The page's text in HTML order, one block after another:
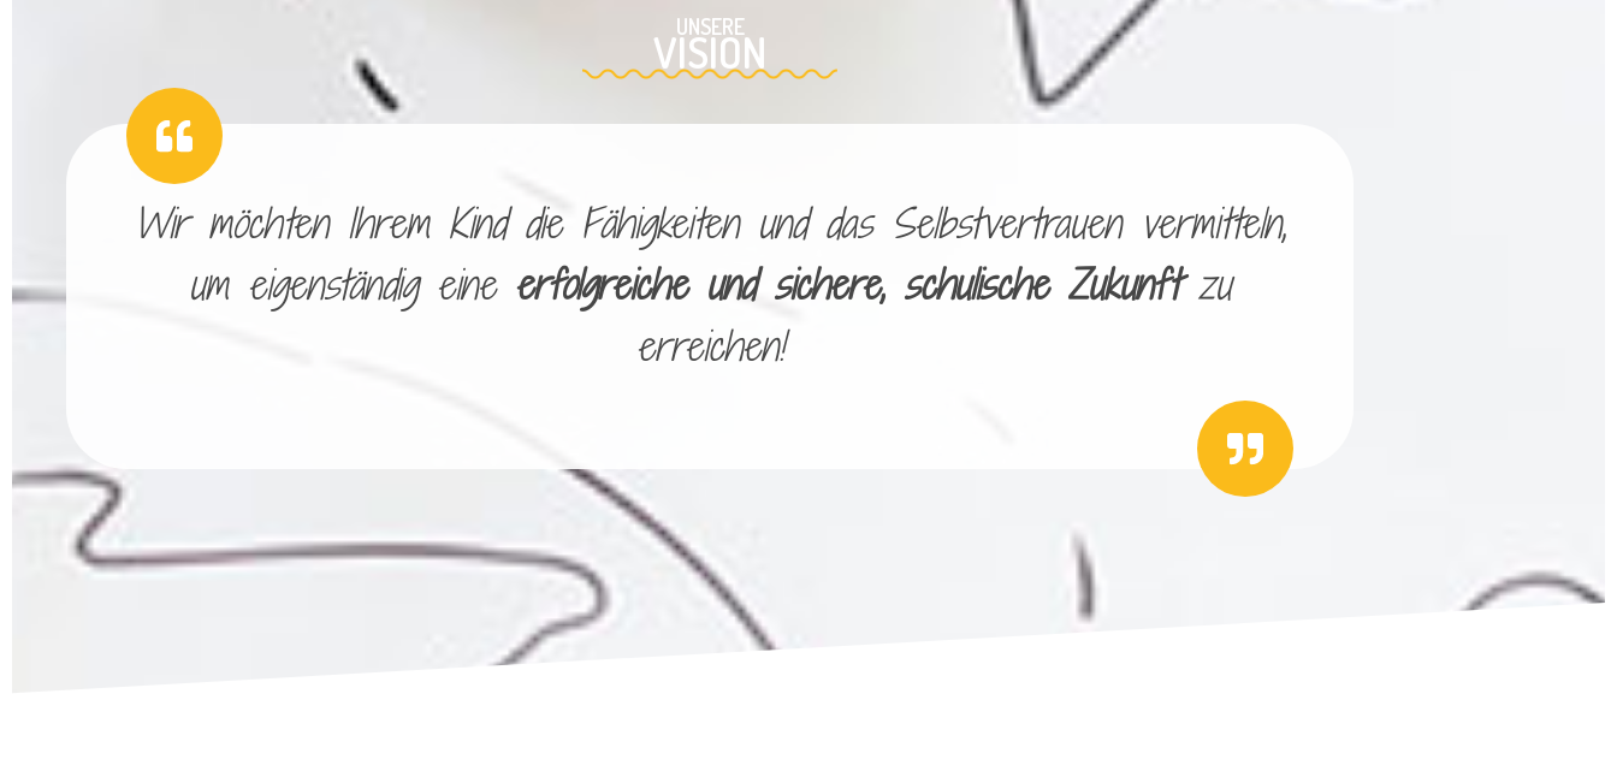
UNSERE
VISION
Wir möchten Ihrem Kind die Fähigkeiten und das Selbstvertrauen vermitteln,
um eigenständig eine erfolgreiche und sichere, schulische Zukunftzu
erreichen!